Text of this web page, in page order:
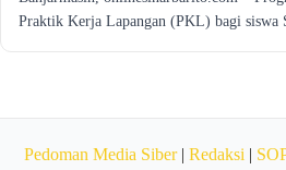
Praktik Kerja Lapangan (PKL) bagi siswa
Pedoman Media Siber| Redaksi |